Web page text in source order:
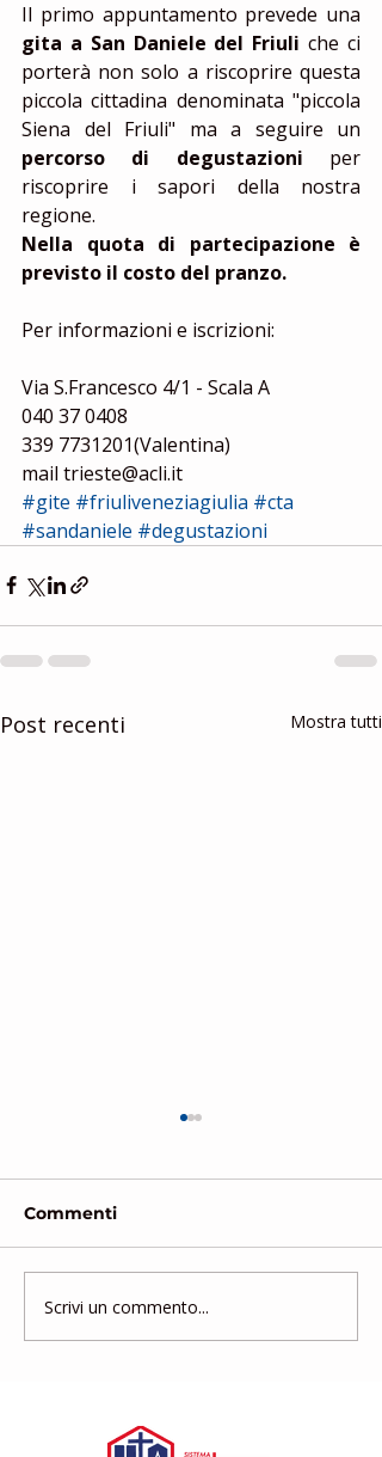
gita a San Daniele del Friuli che ci
porterà non solo a riscoprire questa
piccola cittadina denominata "piccola
percorso di degustazioni per
riscoprire i sapori della nostra
regione.
Nella quota di partecipazione è
previsto il costo del pranzo.
Per informazioni e iscrizioni:
Via S.Francesco 4/1 - Scala A
040 37 0408
339 7731201(Valentina)
mail trieste@acli.it
#gite #friuliveneziagiulia #cta
#sandaniele #degustazioni
Post recenti Mostra tutti
Gruppo di Mutuo
Aiuto
Commenti
Scrivi un commento...